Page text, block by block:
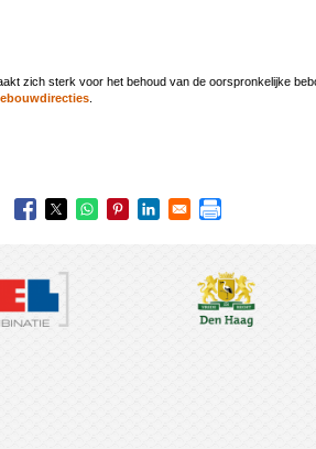
zich sterk voor het behoud van de oorspronkelijke